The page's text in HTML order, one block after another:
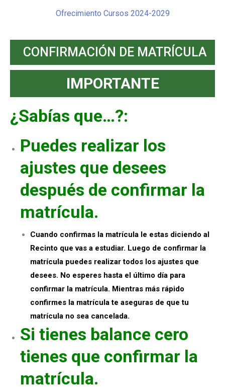
Ofrecimiento Cursos 2024-2029
CONFIRMACIÓN DE MATRÍCULA
IMPORTANTE
¿Sabías que…?:
Puedes realizar los
ajustes que desees
después de confirmar la
matrícula.
Cuando confirmas la matrícula le estas diciendo al
Recinto que vas a estudiar. Luego de confirmar la
matrícula puedes realizar todos los ajustes que
desees. No esperes hasta el último día para
confirmar la matrícula. Mientras más rápido
confirmes la matrícula te aseguras de que tu
matrícula no sea cancelada.
Si tienes balance cero
tienes que confirmar la
matrícula.